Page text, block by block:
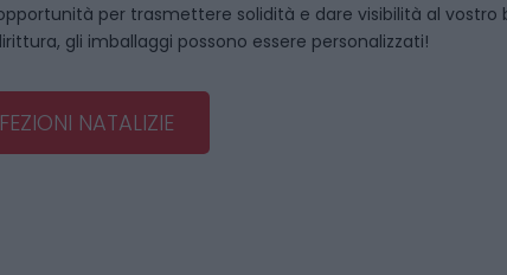
per trasmettere solidità e dare visibilità al vostro
gli imballaggi possono essere personalizzati!
NATALIZIE